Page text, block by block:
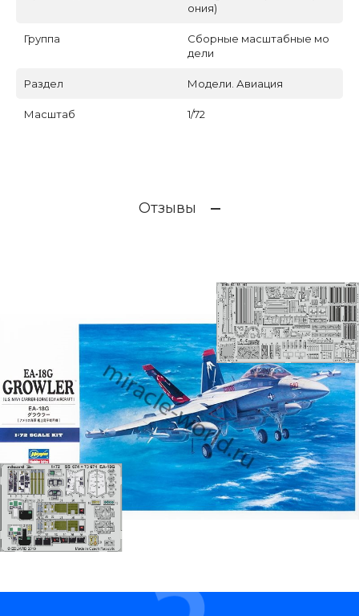
ония)
Группа
Сборные масштабные мо
дели
Раздел Модели. Авиация
Масштаб 1/72
Отзывы